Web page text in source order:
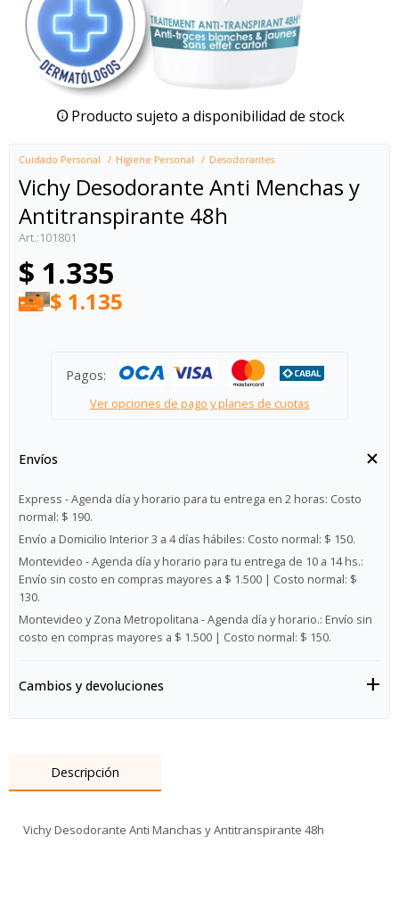
Producto sujeto a disponibilidad de stock
Cuidado Personal Higiene Personal Desodorantes
Vichy Desodorante Anti Menchas y
Antitranspirante 48h
101801
$ 1.335
$ 1.135
Pagos:
Ver opciones de pago y planes de cuotas
Envíos
Express - Agenda día y horario para tu entrega en 2 horas: Costo
normal: $ 190.
Envío a Domicilio Interior 3 a 4 días hábiles: Costo normal: $ 150.
Montevideo - Agenda día y horario para tu entrega de 10 a 14 hs.:
Envío sin costo en compras mayores a $ 1.500 | Costo normal: $
130.
Montevideo y Zona Metropolitana - Agenda día y horario.: Envío sin
costo en compras mayores a $ 1.500 | Costo normal: $ 150.
Cambios y devoluciones
Descripción
Vichy Desodorante Anti Manchas y Antitranspirante 48h